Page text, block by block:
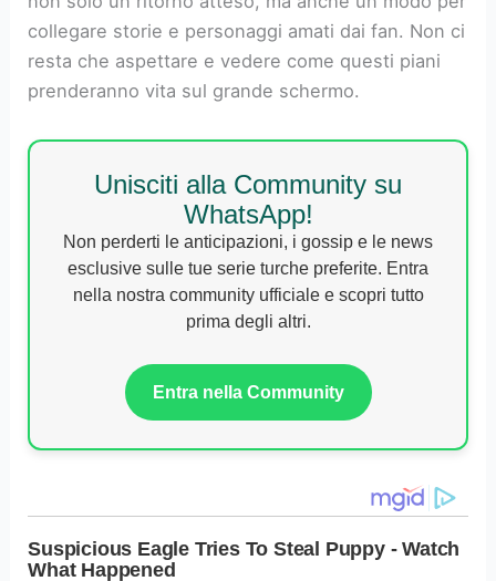
collegare storie e personaggi amati dai fan. Non ci
resta che aspettare e vedere come questi piani
prenderanno vita sul grande schermo.
Unisciti alla Community su
WhatsApp!
Non perderti le anticipazioni, i gossip e le news
esclusive sulle tue serie turche preferite. Entra
nella nostra community ufficiale e scopri tutto
prima degli altri.
Entra nella Community